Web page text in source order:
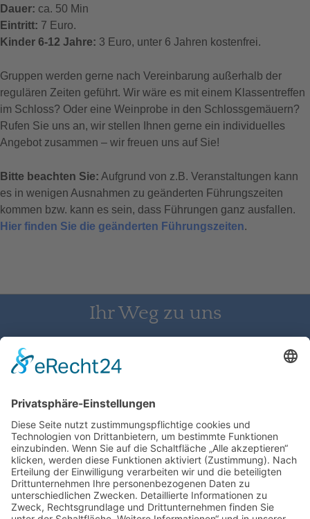
Dauer: ca. 50 Min
Eintritt: 7 Euro.
Kinder 6-12 Jahre: 3 Euro, unter 6 Jahren kostenfrei.
Gruppen werden gerne nach Vereinbarung außerhalb der
regulären Zeiten geführt. Wir wäre es mit einem Klassentreffen
im Schloss? Oder eine Weinprobe in den Schlossgemäuern?
Rufen Sie uns an, wir stellen Ihnen gerne ein individuelles
Angebot zusammen – wir freuen uns auf Sie!
Bitte beachten Sie: Aufgrund von z.B. Veranstaltungen kann
es in wenigen Ausnahmen zu geänderten Führungszeiten
kommen bzw. kann es sein, dass Führungen ganz ausfallen.
Hier finden Sie die geänderten Führungszeiten.
Ihr Weg zu uns
Schloss Bürgeln, 79418 Schliengen | Telefon: 07626/237 | E-
Mail: direktion@schlossbuergeln.de
Wir benötigen Ihre Zustimmung, um
den Google Maps-Service zu laden!
Wir verwenden einen Service eines
Drittanbieters, um Karteninhalte einzubetten.
Dieser Service kann Daten zu Ihren Aktivitäten
sammeln. Bitte lesen Sie die Details durch und